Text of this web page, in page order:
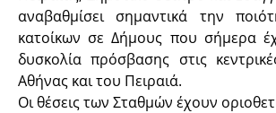
αναβαθμίσει σημαντικά την
κατοίκων σε Δήμους που σήμερα
δυσκολία πρόσβασης στις
Αθήνας και του Πειραιά.
Οι θέσεις των Σταθμών έχουν